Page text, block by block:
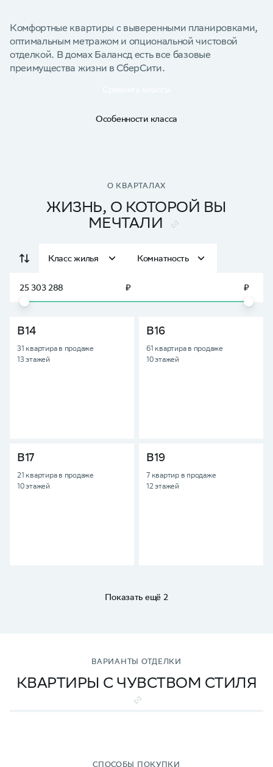
Комфортные квартиры с выверенными планировками,
оптимальным метражом и опциональной чистовой
отделкой. В домах Балансд есть все базовые
преимущества жизни в СберСити.
Особенности класса
О КВАРТАЛАХ
ЖИЗНЬ, О КОТОРОЙ ВЫ
МЕЧТАЛИ
₽ ₽
В14
31 квартира в продаже
13 этажей
В16
61 квартира в продаже
10 этажей
В17
21 квартира в продаже
10 этажей
В19
7 квартир в продаже
12 этажей
Показать ещё 2
ВАРИАНТЫ ОТДЕЛКИ
КВАРТИРЫ С ЧУВСТВОМ СТИЛЯ
СПОСОБЫ ПОКУПКИ